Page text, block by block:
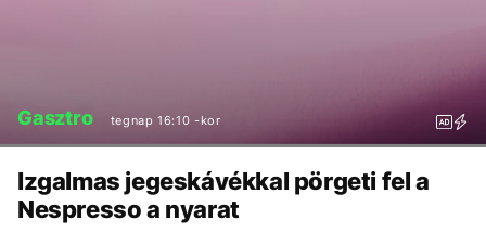
Gasztro tegnap 16:10 -kor
Izgalmas jegeskávékkal pörgeti fel a
Nespresso a nyarat